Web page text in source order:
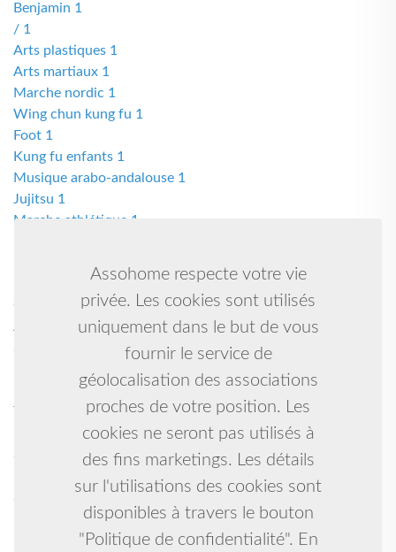
Assohome respecte votre vie
privée. Les cookies sont utilisés
uniquement dans le but de vous
fournir le service de
géolocalisation des associations
proches de votre position. Les
cookies ne seront pas utilisés à
des fins marketings. Les détails
sur l'utilisations des cookies sont
disponibles à travers le bouton
"Politique de confidentialité". En
Benjamin 1
/ 1
Arts plastiques 1
Arts martiaux 1
Marche nordic 1
Wing chun kung fu 1
Foot 1
Kung fu enfants 1
Musique arabo-andalouse 1
Jujitsu 1
Marche athlétique 1
Gymnastique artistique 1
Athletisme 1
Self défense /penchak silat 1
Tennis 1
Prevention 1
Sports 1
Scout 1
Karate, self defense, ju jitsu, arts martiaux, kobudo, arts